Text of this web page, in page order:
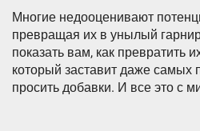
Многие недооценивают
превращая их в унылый
показать вам, как превратить
который заставит даже самых
просить добавки. И все это с